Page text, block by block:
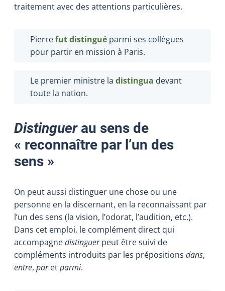
traitement avec des attentions particulières.
Pierrefut distingué parmi ses collègues
pour partir en mission à Paris.
Le premier ministre la distingua devant
toute la nation.
Distinguerau sens de
« reconnaître par l’un des
sens »
On peut aussi distinguer une chose ou une
personne en la discernant, en la reconnaissant par
l’un des sens (la vision, l’odorat, l’audition, etc.).
Dans cet emploi, le complément direct qui
accompagnedistinguerpeut être suivi de
compléments introduits par les prépositions dans,
entre, paretparmi.